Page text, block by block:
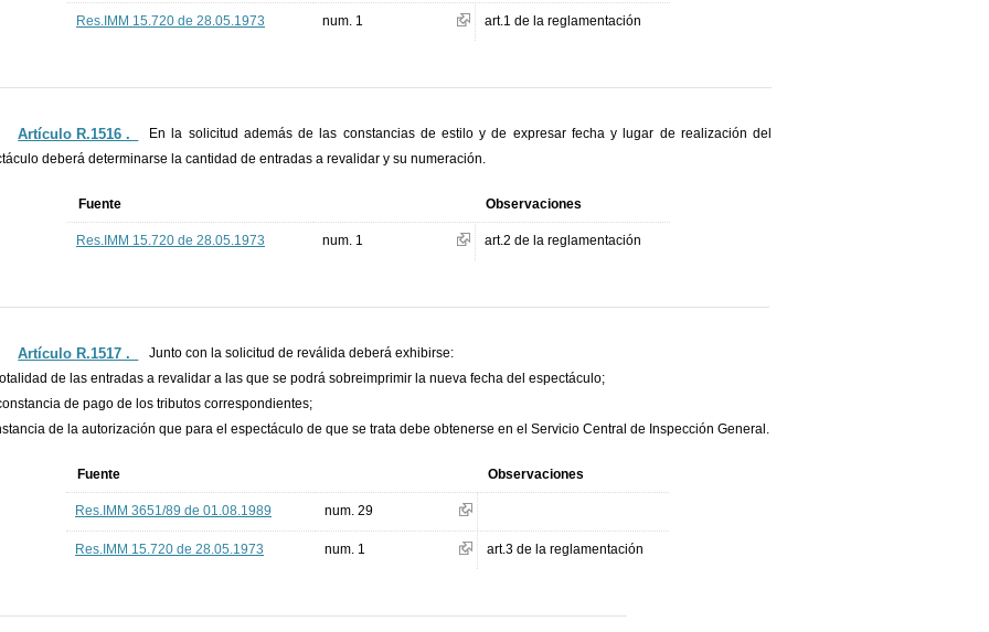
Res.IMM 15.720 de 28.05.1973 num. 1 art.1 de la reglamentación
Artículo R.1516 ._
En la solicitud además de las constancias de estilo y de expresar fecha y lugar de realización del
deberá determinarse la cantidad de entradas a revalidar y su numeración.
Fuente Observaciones
Res.IMM 15.720 de 28.05.1973 num. 1 art.2 de la reglamentación
Artículo R.1517 ._
Junto con la solicitud de reválida deberá exhibirse:
de las entradas a revalidar a las que se podrá sobreimprimir la nueva fecha del espectáculo;
de pago de los tributos correspondientes;
de la autorización que para el espectáculo de que se trata debe obtenerse en el Servicio Central de Inspección General.
Fuente Observaciones
Res.IMM 3651/89 de 01.08.1989 num. 29
Res.IMM 15.720 de 28.05.1973 num. 1 art.3 de la reglamentación